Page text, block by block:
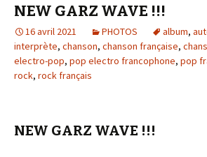
NEW GARZ WAVE !!!
16 avril 2021 PHOTOS album,
interprète, chanson, chanson française,
electro-pop, pop electro francophone, pop
rock, rock français
NEW GARZ WAVE !!!